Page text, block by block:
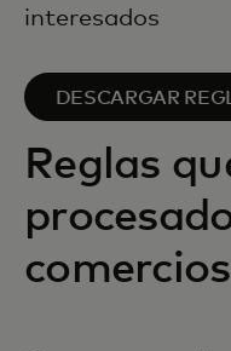
interesados
DESCARGAR
se abre en una
Reglas
comercios